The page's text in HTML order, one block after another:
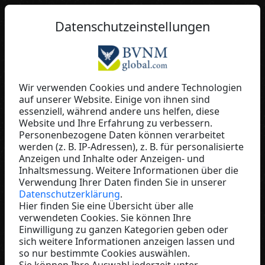
DE
Margrid John
Baaboo
Germany
Datenschutzeinstellungen
Wir verwenden Cookies und andere Technologien
auf unserer Website. Einige von ihnen sind
essenziell, während andere uns helfen, diese
Website und Ihre Erfahrung zu verbessern.
Personenbezogene Daten können verarbeitet
werden (z. B. IP-Adressen), z. B. für personalisierte
Anzeigen und Inhalte oder Anzeigen- und
Inhaltsmessung. Weitere Informationen über die
Verwendung Ihrer Daten finden Sie in unserer
Datenschutzerklärung.
Hier finden Sie eine Übersicht über alle
verwendeten Cookies. Sie können Ihre
Einwilligung zu ganzen Kategorien geben oder
sich weitere Informationen anzeigen lassen und
so nur bestimmte Cookies auswählen.